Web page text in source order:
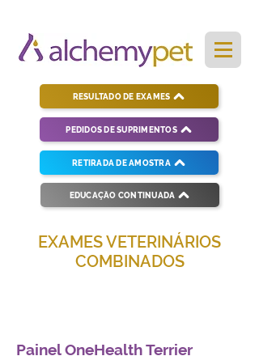
PEDIDOS DE SUPRIMENTOS
RESULTADO DE EXAMES
RETIRADA DE AMOSTRA
EDUCAÇÃO CONTINUADA
EXAMES VETERINÁRIOS
COMBINADOS
Painel OneHealth Terrier